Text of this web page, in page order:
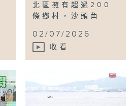
北區擁有超過200
條鄉村，沙頭角...
02/07/2026
收看